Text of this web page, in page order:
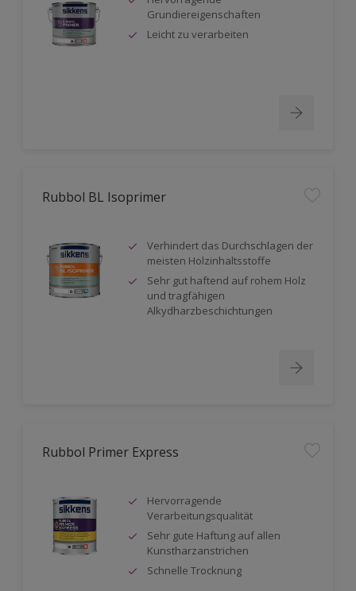
Grundiereigenschaften
Leicht zu verarbeiten
Rubbol BL Isoprimer
Verhindert das Durchschlagen der
meisten Holzinhaltsstoffe
Sehr gut haftend auf rohem Holz
und tragfähigen
Alkydharzbeschichtungen
Rubbol Primer Express
Hervorragende
Verarbeitungsqualität
Sehr gute Haftung auf allen
Kunstharzanstrichen
Schnelle Trocknung